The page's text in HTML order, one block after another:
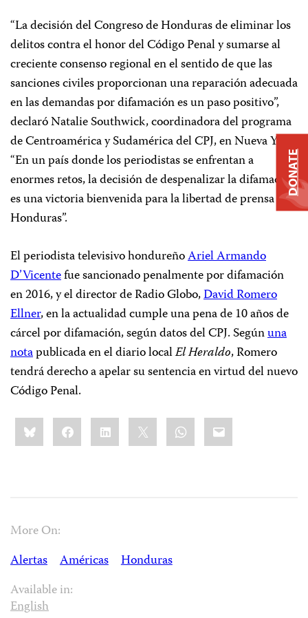
“La decisión del Congreso de Honduras de eliminar los
delitos contra el honor del Código Penal y sumarse al
creciente consenso regional en el sentido de que las
sanciones civiles proporcionan una reparación adecuada
en las demandas por difamación es un paso positivo”,
declaró Natalie Southwick, coordinadora del programa
de Centroamérica y Sudamérica del CPJ, en Nueva York.
“En un país donde los periodistas se enfrentan a
enormes retos, la decisión de despenalizar la difamación
es una victoria bienvenida para la libertad de prensa en
Honduras”.
El periodista televisivo hondureñoAriel Armando
D’Vicentefue sancionado penalmente por difamación
en 2016, y el director de Radio Globo,David Romero
Ellner, en la actualidad cumple una pena de 10 años de
cárcel por difamación, según datos del CPJ. Segúnuna
notapublicada en el diario localEl Heraldo, Romero
tendrá derecho a apelar su sentencia en virtud del nuevo
Código Penal.
Share
this:BlueskyFacebookLinkedIn WhatsApp
Email
More On:
Alertas
Américas
Honduras
Available in:
English
DONATE